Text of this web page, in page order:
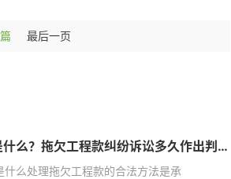
最后一页
处理拖欠工程款的合法方法是什么？拖欠工程款纠纷诉讼多久作出判决？
么处理拖欠工程款的合法方法是承